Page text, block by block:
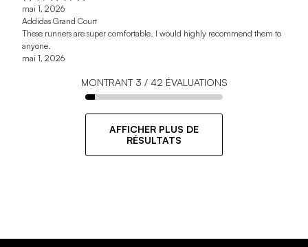
mai 1, 2026
Addidas Grand Court
These runners are super comfortable. I would highly recommend them to
anyone.
mai 1, 2026
MONTRANT 3 / 42 ÉVALUATIONS
AFFICHER PLUS DE
RÉSULTATS